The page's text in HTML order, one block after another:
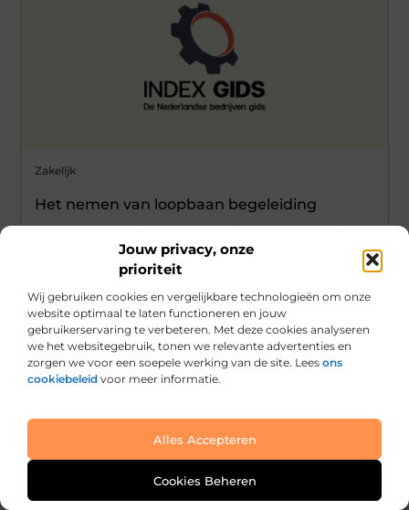
Jouw privacy, onze
prioriteit
Wij gebruiken cookies en vergelijkbare technologieën om onze
website optimaal te laten functioneren en jouw
gebruikerservaring te verbeteren. Met deze cookies analyseren
we het websitegebruik, tonen we relevante advertenties en
zorgen we voor een soepele werking van de site. Lees ons
cookiebeleid voor meer informatie.
Alles Accepteren
Cookies Beheren
Zakelijk
Het nemen van loopbaan begeleiding
Het is helemaal hip tegenwoordig om druk bezig te
zijn met je loopbaan. Hoe jij je werkende carrière ook
besteden wilt, het is altijd slim om er over na te